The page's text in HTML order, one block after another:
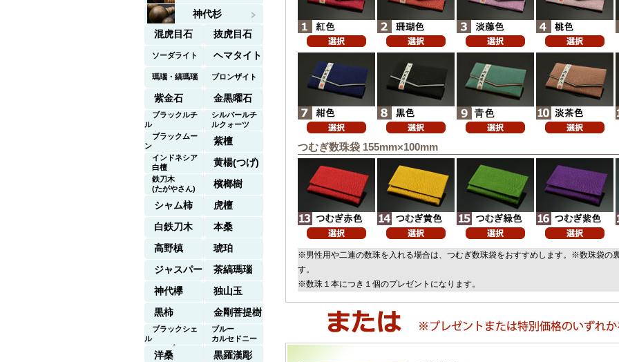
つむぎ数珠袋 155mm×100mm
※男性用や二連の数珠を入れる場合は、つむぎ数珠袋をおすすめします。※数珠袋の
す。
※数珠１本につき１個のプレゼントになります。
神代杉
混虎目石
抜虎目石
ソーダライト ヘマタイト
瑪瑙・縞瑪瑙 ブロンザイト
紫金石 金黒曜石
ブラックルチ
ル
クォーツ
シルバールチ
ルクォーツ
ブラックムー
ン
ストーン
紫檀
インドネシア
白檀
黄楊(つげ)
鉄刀木
(たがやさん)
檳榔樹
シャム柿
虎檀
白鉄刀木
本桑
高野槙
琥珀
ジャスパー
茶縞瑪瑙
神代欅
独山玉
黒柿
金剛菩提樹
ブラックシェ
ル
マーブル
ブルー
カルセドニー
洋桑 黒羅漢彫